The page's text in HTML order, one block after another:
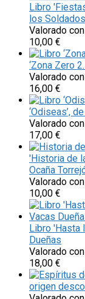
Libro
los
Valorado con
10,00 €
‘Zona Zero
Valorado con
16,00 €
‘Odiseas’,
Valorado con
17,00 €
'Historia de
Ocaña
Valorado con
10,00 €
Libro 'Hasta
Dueñas
Valorado con
18,00 €
origen